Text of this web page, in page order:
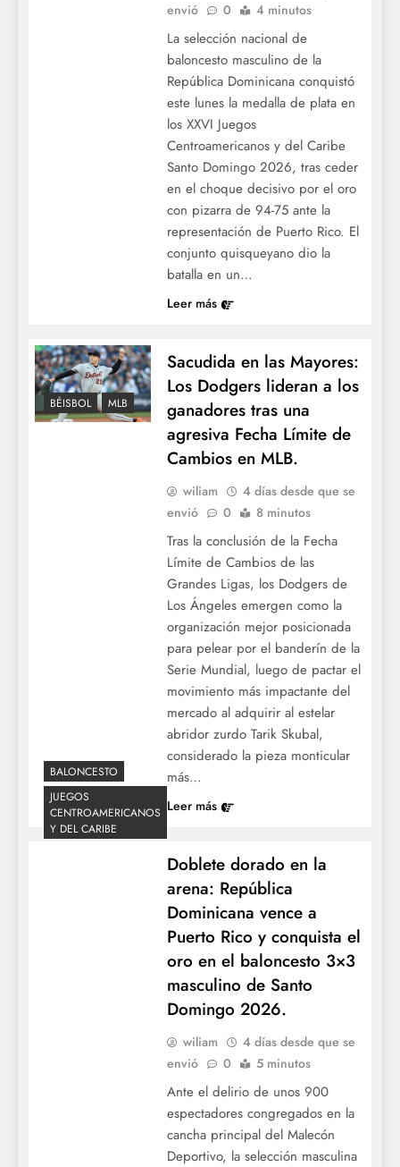
Golpe de autoridad: Medias Rojas
completan barrida histórica ante los
Yankees tras remontada épica en diez
Poder quisqueyano: Junior Caminero hace
463 pies y extiende su racha destructiva.
Misión de rescate en crisis: República
Dominicana evacua a 12 peloteros desde
Venezuela tras devastadores terremotos.
los Yankees y los Filis remontan una salida
gris de Cristopher Sánchez.
Hermosillo calienta motores: La CBPC
ratifica las fechas oficiales para la Serie
envió
0 4 minutos
La selección nacional de
baloncesto masculino de la
República Dominicana conquistó
este lunes la medalla de plata en
los XXVI Juegos
Centroamericanos y del Caribe
Santo Domingo 2026, tras ceder
en el choque decisivo por el oro
con pizarra de 94-75 ante la
representación de Puerto Rico. El
conjunto quisqueyano dio la
batalla en un…
Leer más
BÉISBOL MLB
Sacudida en las Mayores:
Los Dodgers lideran a los
ganadores tras una
agresiva Fecha Límite de
Cambios en MLB.
wiliam
4 días desde que se
envió
0 8 minutos
Tras la conclusión de la Fecha
Límite de Cambios de las
Grandes Ligas, los Dodgers de
Los Ángeles emergen como la
organización mejor posicionada
para pelear por el banderín de la
Serie Mundial, luego de pactar el
movimiento más impactante del
mercado al adquirir al estelar
abridor zurdo Tarik Skubal,
considerado la pieza monticular
más…
Leer más
BALONCESTO
JUEGOS
CENTROAMERICANOS
Y DEL CARIBE
Doblete dorado en la
arena: República
Dominicana vence a
Puerto Rico y conquista el
oro en el baloncesto 3×3
masculino de Santo
Domingo 2026.
wiliam
4 días desde que se
envió
0 5 minutos
Ante el delirio de unos 900
espectadores congregados en la
cancha principal del Malecón
Deportivo, la selección masculina